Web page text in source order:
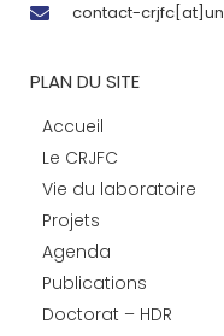
contact-
PLAN DU SITE
Accueil
Le CRJFC
Vie du laboratoire
Projets
Agenda
Publications
Doctorat – HDR